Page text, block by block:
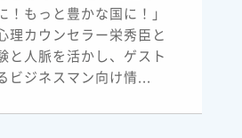
！もっと豊かな国に！」
理カウンセラー栄秀臣と
と人脈を活かし、ゲスト
ビジネスマン向け情...